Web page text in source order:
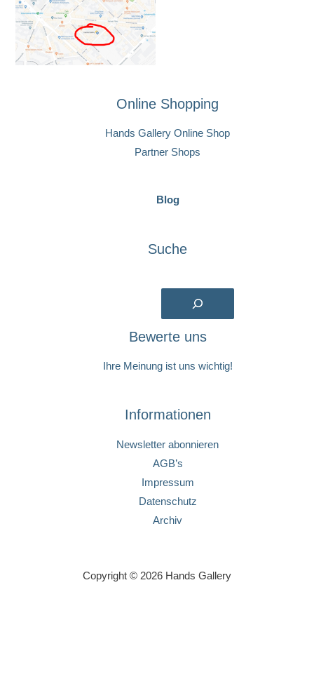
Online Shopping
Hands Gallery Online Shop
Partner Shops
Blog
Suche
Bewerte uns
Ihre Meinung ist uns wichtig!
Informationen
Newsletter abonnieren
AGB’s
Impressum
Datenschutz
Archiv
Copyright © 2026 Hands Gallery